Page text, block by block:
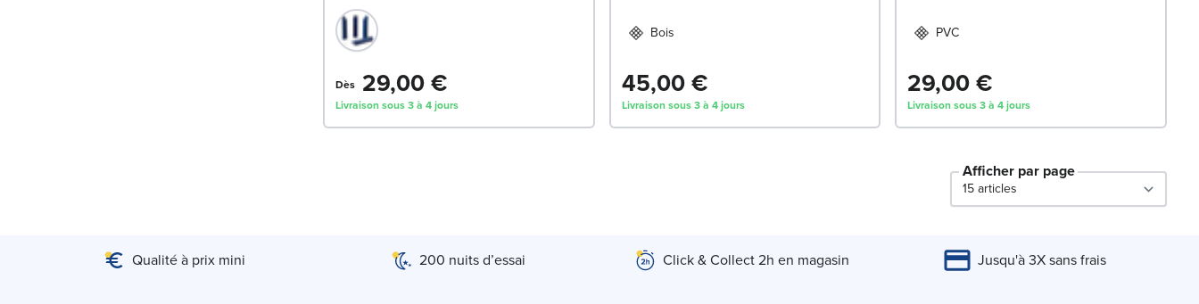
Dès 29,00 €
Livraison sous 3 à 4 jours
Bois
45,00 €
Livraison sous 3 à 4 jours
PVC
29,00 €
Livraison sous 3 à 4 jours
Afficher par page
Qualité à prix mini 200 nuits d’essai Click & Collect 2h en magasin Jusqu'à 3X sans frais